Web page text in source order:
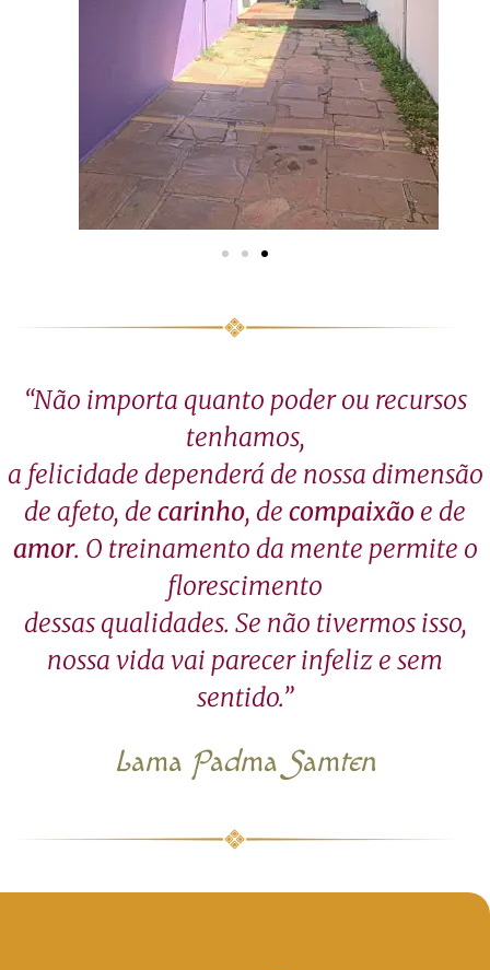
“Não importa quanto poder ou recursos
tenhamos,
a felicidade dependerá de nossa dimensão
de afeto, de carinho, de compaixão e de
amor. O treinamento da mente permite o
florescimento
dessas qualidades. Se não tivermos isso,
nossa vida vai parecer infeliz e sem
sentido.”
Lama Padma Samten